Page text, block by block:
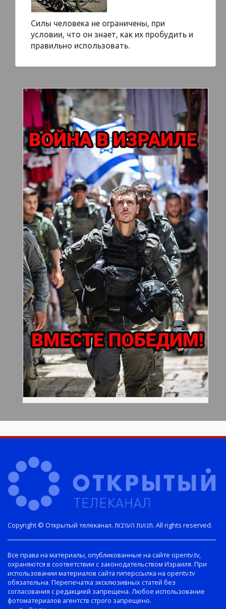
Силы человека не ограничены, при
условии, что он знает, как их пробудить и
правильно использовать.
Copyright © Открытый телеканал. תנועת הערבות. All rights reserved.
Все права на материалы, опубликованные на сайте opentv.tv,
охраняются в соответствии с законодательством Израиля. При
использовании материалов сайта гиперссылка на opentv.tv
обязательна. Перепечатка эксклюзивных статей без
согласования с редакцией запрещена. Любое использование
фотоматериалов агентств строго запрещено.